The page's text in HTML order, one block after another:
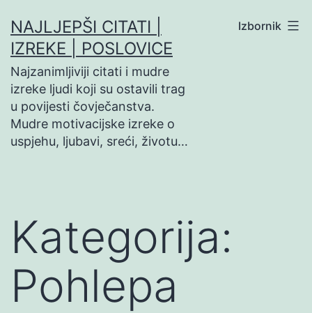
na
sadržaj
NAJLJEPŠI CITATI |
IZREKE | POSLOVICE
Najzanimljiviji citati i mudre
izreke ljudi koji su ostavili trag
u povijesti čovječanstva.
Mudre motivacijske izreke o
uspjehu, ljubavi, sreći, životu…
Izbornik
Kategorija:
Pohlepa